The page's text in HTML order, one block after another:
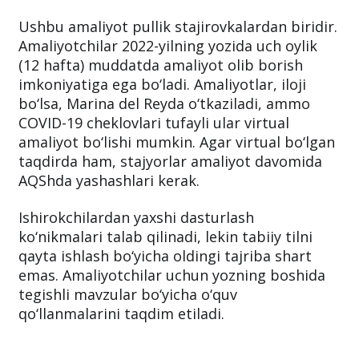
Ushbu amaliyot pullik stajirovkalardan biridir.
Amaliyotchilar 2022-yilning yozida uch oylik
(12 hafta) muddatda amaliyot olib borish
imkoniyatiga ega bo‘ladi. Amaliyotlar, iloji
bo‘lsa, Marina del Reyda o‘tkaziladi, ammo
COVID-19 cheklovlari tufayli ular virtual
amaliyot bo‘lishi mumkin. Agar virtual bo‘lgan
taqdirda ham, stajyorlar amaliyot davomida
AQShda yashashlari kerak.
Ishirokchilardan yaxshi dasturlash
ko‘nikmalari talab qilinadi, lekin tabiiy tilni
qayta ishlash bo‘yicha oldingi tajriba shart
emas. Amaliyotchilar uchun yozning boshida
tegishli mavzular bo‘yicha o‘quv
qo‘llanmalarini taqdim etiladi.